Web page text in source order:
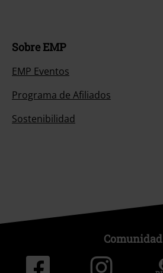
Sobre EMP
EMP Eventos
Programa de Afiliados
Sostenibilidad
Comunidad